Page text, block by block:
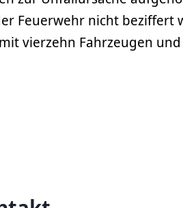
Feuerwehr nicht beziffert
vierzehn Fahrzeugen und